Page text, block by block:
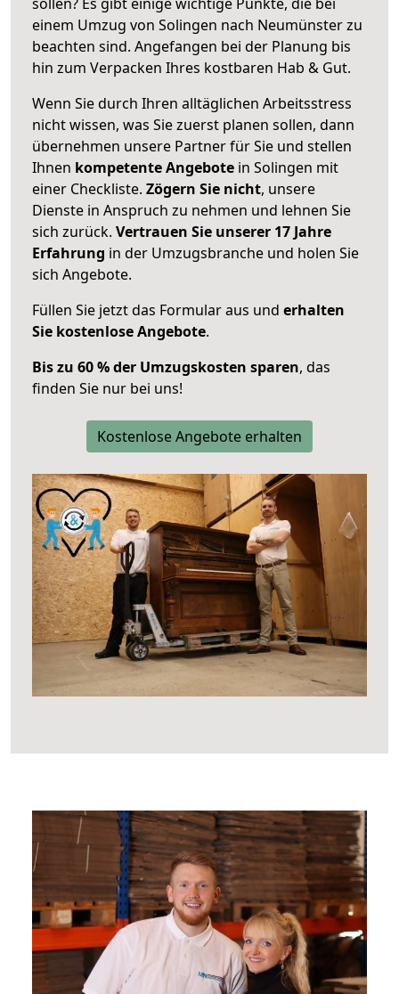
einem Umzug von Solingen nach Neumünster zu
beachten sind. Angefangen bei der Planung bis
hin zum Verpacken Ihres kostbaren Hab & Gut.
Wenn Sie durch Ihren alltäglichen Arbeitsstress
nicht wissen, was Sie zuerst planen sollen, dann
übernehmen unsere Partner für Sie und stellen
Ihnen kompetente Angebote in Solingen mit
einer Checkliste. Zögern Sie nicht, unsere
Dienste in Anspruch zu nehmen und lehnen Sie
sich zurück. Vertrauen Sie unserer 17 Jahre
Erfahrung in der Umzugsbranche und holen Sie
sich Angebote.
Füllen Sie jetzt das Formular aus und erhalten
Sie kostenlose Angebote.
Bis zu 60 % der Umzugskosten sparen, das
finden Sie nur bei uns!
Kostenlose Angebote erhalten